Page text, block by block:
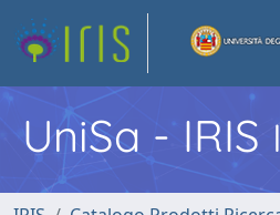
UniSa - IRIS